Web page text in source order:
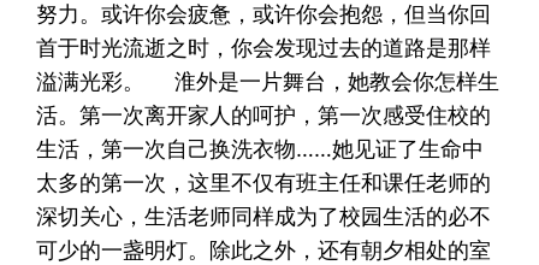
努力。或许你会疲惫，或许你会抱怨，但当你回
首于时光流逝之时，你会发现过去的道路是那样
溢满光彩。 淮外是一片舞台，她教会你怎样生
活。第一次离开家人的呵护，第一次感受住校的
生活，第一次自己换洗衣物……她见证了生命中
太多的第一次，这里不仅有班主任和课任老师的
深切关心，生活老师同样成为了校园生活的必不
可少的一盏明灯。除此之外，还有朝夕相处的室